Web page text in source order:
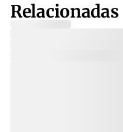
Relacionadas